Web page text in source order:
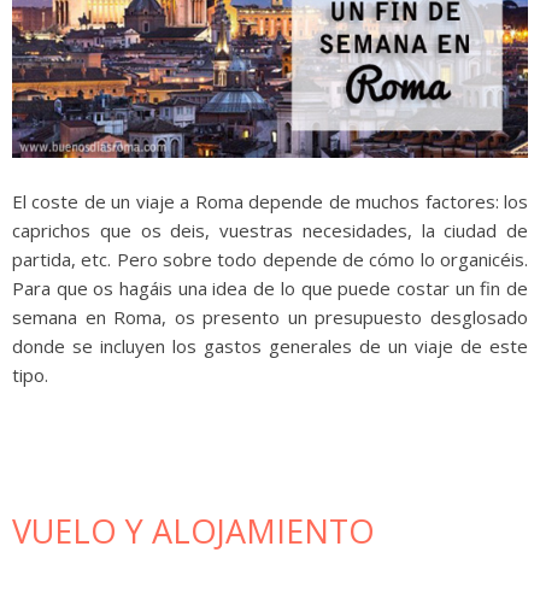
El coste de un viaje a Roma depende de muchos factores: los
caprichos que os deis, vuestras necesidades, la ciudad de
partida, etc. Pero sobre todo depende de cómo lo organicéis.
Para que os hagáis una idea de lo que puede costar un fin de
semana en Roma, os presento un presupuesto desglosado
donde se incluyen los gastos generales de un viaje de este
tipo.
VUELO Y ALOJAMIENTO